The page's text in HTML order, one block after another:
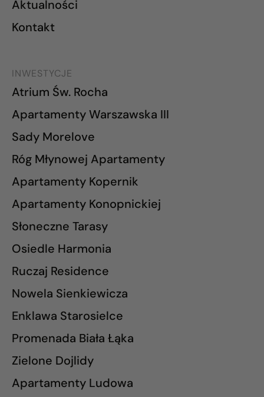
Aktualności
Kontakt
INWESTYCJE
Atrium Św. Rocha
Apartamenty Warszawska III
Sady Morelove
Róg Młynowej Apartamenty
Apartamenty Kopernik
Apartamenty Konopnickiej
Słoneczne Tarasy
Osiedle Harmonia
Ruczaj Residence
Nowela Sienkiewicza
Enklawa Starosielce
Promenada Biała Łąka
Zielone Dojlidy
Apartamenty Ludowa